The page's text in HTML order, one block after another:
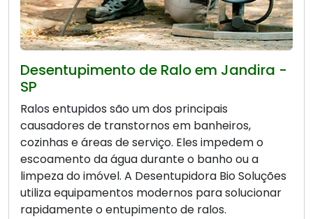
Desentupimento de Ralo em Jandira -
SP
Ralos entupidos são um dos principais
causadores de transtornos em banheiros,
cozinhas e áreas de serviço. Eles impedem o
escoamento da água durante o banho ou a
limpeza do imóvel. A Desentupidora Bio Soluções
utiliza equipamentos modernos para solucionar
rapidamente o entupimento de ralos.